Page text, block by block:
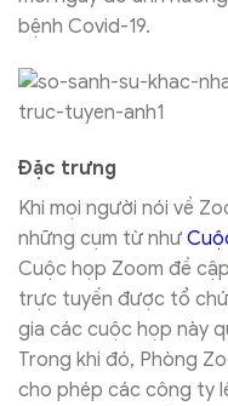
bệnh Covid-19.
Đặc trưng
Khi mọi người nói về
những cụm từ như
Cuộc họp Zoom đề
trực tuyến được tổ
gia các cuộc họp này
Trong khi đó, Phòng
cho phép các công ty